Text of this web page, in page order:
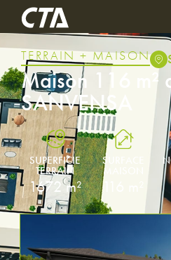
TERRAIN + MAISON
Maison 116 m²
SANVENSA
SUPERFICIE
TERRAIN
1672 m²
SURFACE
MAISON
116 m²